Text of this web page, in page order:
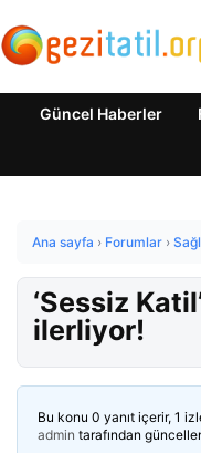
Güncel Haberler
Ana sayfa › Forumlar ›
‘Sessiz
ilerliyor!
Bu konu 0 yanıt içerir, 1
admin tarafından